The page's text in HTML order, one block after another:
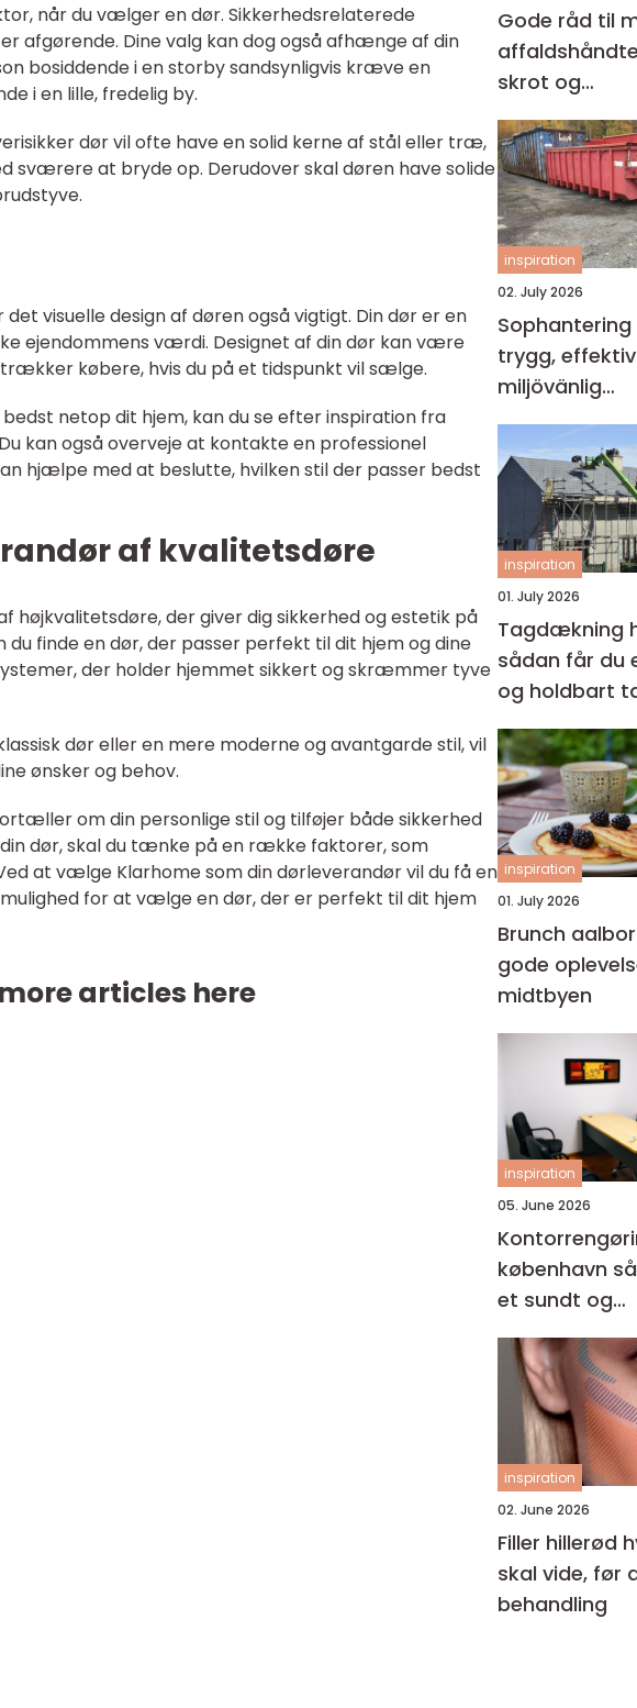
når du vælger en dør. Sikkerhedsrelaterede
afgørende. Dine valg kan dog også afhænge af din
bosiddende i en storby sandsynligvis kræve en
i en lille, fredelig by.
dør vil ofte have en solid kerne af stål eller træ,
at bryde op. Derudover skal døren have solide
visuelle design af døren også vigtigt. Din dør er en
ejendommens værdi. Designet af din dør kan være
købere, hvis du på et tidspunkt vil sælge.
netop dit hjem, kan du se efter inspiration fra
kan også overveje at kontakte en professionel
hjælpe med at beslutte, hvilken stil der passer bedst
af kvalitetsdøre
der giver dig sikkerhed og estetik på
du finde en dør, der passer perfekt til dit hjem og dine
der holder hjemmet sikkert og skræmmer tyve
dør eller en mere moderne og avantgarde stil, vil
ønsker og behov.
om din personlige stil og tilføjer både sikkerhed
dør, skal du tænke på en række faktorer, som
at vælge Klarhome som din dørleverandør vil du få en
for at vælge en dør, der er perfekt til dit hjem
articles here
Gode råd til
skrot og
inspiration
02. July 2026
trygg,
miljövänlig
inspiration
01. July 2026
Tagdækning
sådan får
og holdbart
inspiration
01. July 2026
Brunch aalborg
gode
midtbyen
inspiration
05. June 2026
københavn sådan får du
et sundt og
professionelt
arbejdsmiljø
inspiration
02. June 2026
Filler hillerød hvad du
skal vide, før
behandling